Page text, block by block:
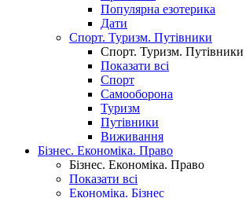
Популярна езотерика
Дати
Спорт. Туризм. Путівники
Спорт. Туризм. Путівники
Показати всі
Спорт
Самооборона
Туризм
Путівники
Виживання
Бізнес. Економіка. Право
Бізнес. Економіка. Право
Показати всі
Економіка. Бізнес